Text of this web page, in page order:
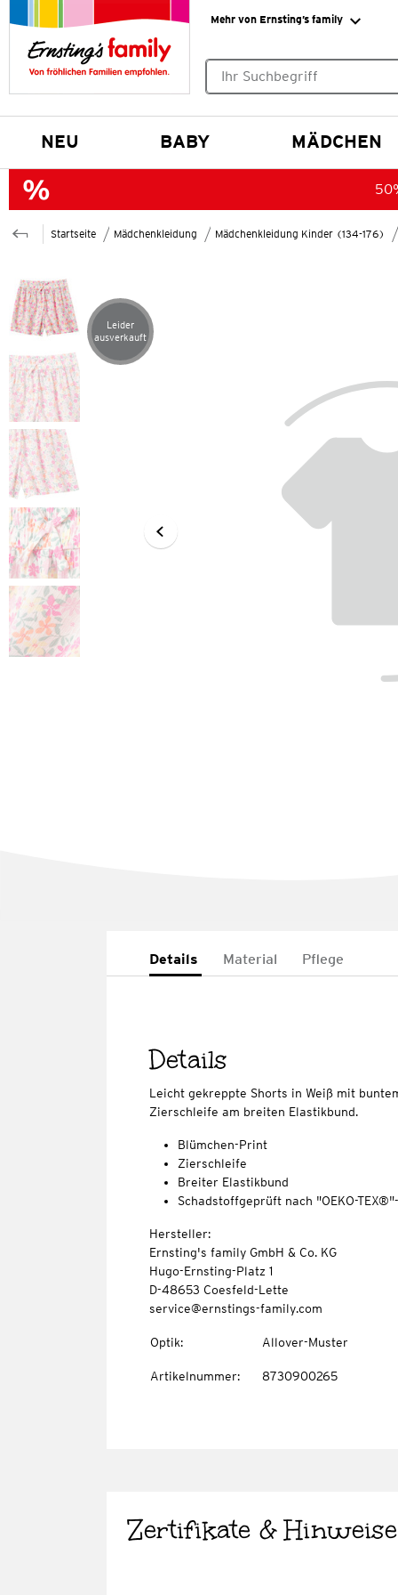
Mehr von Ernsting’s family
NEU BABY MÄDCHEN
Startseite Mädchenkleidung Mädchenkleidung Kinder (134-176)
Artikel leider ausverkauft
Leider
ausverkauft
Details Material Pflege
Details
Leicht gekreppte Shorts in Weiß mit
Zierschleife am breiten Elastikbund.
Blümchen-Print
Zierschleife
Breiter Elastikbund
Schadstoffgeprüft nach "OEKO-
Hersteller:
Ernsting's family GmbH & Co. KG
Hugo-Ernsting-Platz 1
D-48653 Coesfeld-Lette
service@ernstings-family.com
Optik: Allover-Muster
Artikelnummer: 8730900265
Zertifikate & Hinweise